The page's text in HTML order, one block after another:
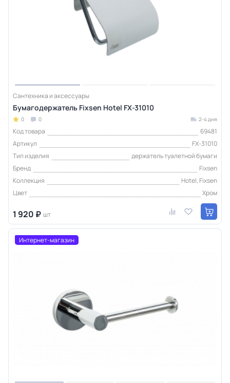
Сантехника и аксессуары
Бумагодержатель Fixsen Hotel FX-31010
0 0 2-4 дня
Код товара
69481
Артикул
FX-31010
Тип изделия
держатель туалетной бумаги
Бренд
Fixsen
Коллекция
Hotel, Fixsen
Цвет
Хром
1 920 ₽ шт
Интернет-магазин